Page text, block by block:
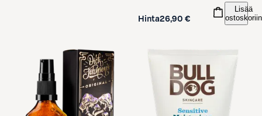
Hinta26,90 €
Lisää
ostoskoriin